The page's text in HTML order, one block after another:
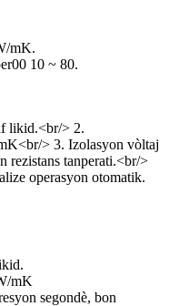
mK.
10 ~ 80.
mK
segondè, bon